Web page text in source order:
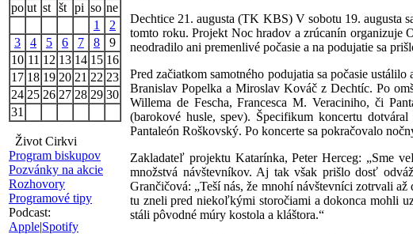
po ut st št pi so ne
1
2
3
4 5 6 7 8
9
10 11 12 13 14 15 16
17 18 19 20 21 22 23
24 25 26 27 28 29 30
31
Život Cirkvi
Program biskupov
Pozvánky na akcie
Rozhovory
Programové tipy
Podcast:
Apple|Spotify
Dechtice 21. augusta (TK KBS) V sobotu 19. augusta
tomto roku. Projekt Noc hradov a zrúcanín organizuje
neodradilo ani premenlivé počasie a na podujatie sa
Pred začiatkom samotného podujatia sa počasie
Branislav Popelka a Miroslav Kováč z Dechtíc. Po
Willema de Fescha, Francesca M. Veraciniho, či
(barokové husle, spev). Špecifikum koncertu
Pantaleón Roškovský. Po koncerte sa pokračovalo
Zakladateľ projektu Katarínka, Peter Herceg: „Sme
množstvá návštevníkov. Aj tak však prišlo dosť
Grančičová: „Teší nás, že mnohí návštevníci zotrvali
tu zneli pred niekoľkými storočiami a dokonca mohli
stáli pôvodné múry kostola a kláštora.“